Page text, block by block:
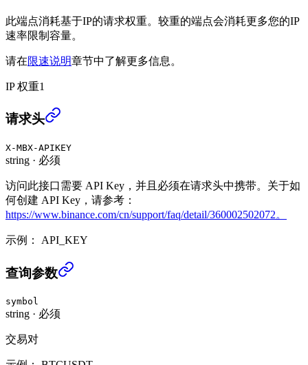
此端点消耗基于IP的请求权重。较重的端点会消耗更多您的IP
速率限制容量。
请在限速说明章节中了解更多信息。
IP 权重1
取消全部UM条件单 (TRADE)
请求头
X-MBX-APIKEY
string · 必须
访问此接口需要 API Key，并且必须在请求头中携带。关于如
何创建 API Key，请参考：
https://www.binance.com/cn/support/faq/detail/360002502072。
示例： API_KEY
取消全部UM条件单 (TRADE)
查询参数
symbol
string · 必须
交易对